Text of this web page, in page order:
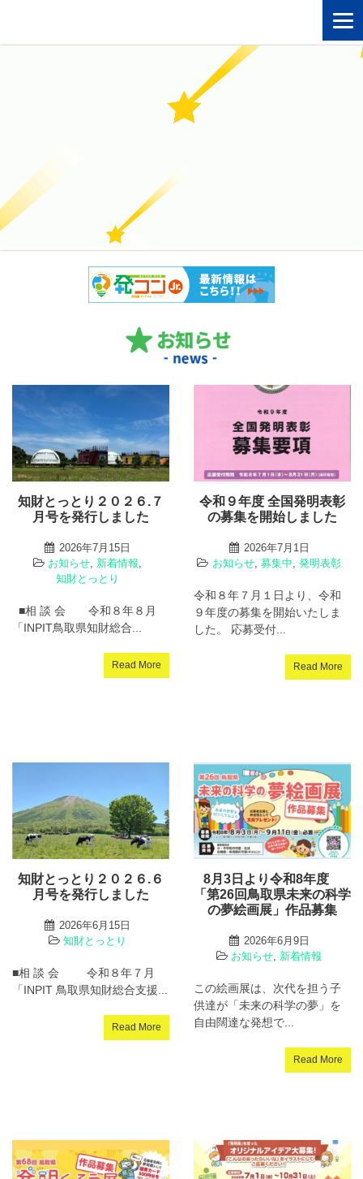
知財とっとり２０２６.７
月号を発行しました
2026年7月15日
お知らせ 新着情報
知財とっとり
■相 談 会 令和８年８月
「INPIT鳥取県知財総合...
Read More
令和９年度 全国発明表彰
の募集を開始しました
2026年7月1日
お知らせ, 募集中 発明表彰
令和８年７月１日より、令和
９年度の募集を開始いたしま
した。 応募受付...
Read More
知財とっとり２０２６.６
月号を発行しました
2026年6月15日
知財とっとり
■相 談 会 令和８年７月
「INPIT 鳥取県知財総合支援...
Read More
8月3日より令和8年度
「第26回鳥取県未来の科学
の夢絵画展」作品募集
2026年6月9日
お知らせ 新着情報
この絵画展は、次代を担う子
供達が「未来の科学の夢」を
自由闊達な発想で...
Read More